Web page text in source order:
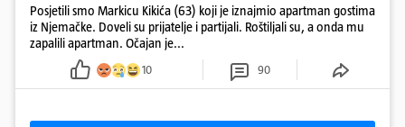
Posjetili smo Markicu Kikića (63) koji je iznajmio apartman gostima
iz Njemačke. Doveli su prijatelje i partijali. Roštiljali su, a onda mu
zapalili apartman. Očajan je...
10 90